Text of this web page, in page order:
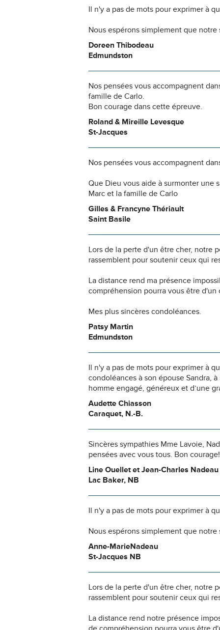
Il n'y a pas de mots pour exprimer à
Nous espérons simplement que
Doreen Thibodeau
Edmundston
Nos pensées vous accompagnent
famille de Carlo.
Bon courage dans cette épreuve.
Roland & Mireille Levesque
St-Jacques
Nos pensées vous accompagnent
Que Dieu vous aide à surmonter une
Marc et la famille de Carlo
Gilles & Francyne Thériault
Saint Basile
Lors de la perte d'un être cher, notre
rassemblent pour soutenir ceux qui
La distance rend ma présence
compréhension pourra vous être d'un
Mes plus sincères condoléances.
Patsy Martin
Edmundston
Il n'y a pas de mots pour exprimer à
condoléances à son épouse Sandra,
homme engagé, généreux et d’une
Audette Chiasson
Caraquet, N.-B.
Sincères sympathies Mme Lavoie,
pensées avec vous tous. Bon courage!
Line Ouellet et Jean-Charles Nadeau
Lac Baker, NB
Il n'y a pas de mots pour exprimer à
Nous espérons simplement que
Anne-MarieNadeau
St-Jacques NB
Lors de la perte d'un être cher, notre
rassemblent pour soutenir ceux qui
La distance rend notre présence